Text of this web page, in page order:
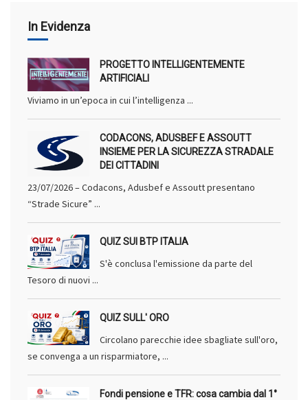
In Evidenza
PROGETTO INTELLIGENTEMENTE
ARTIFICIALI
Viviamo in un’epoca in cui l’intelligenza ...
CODACONS, ADUSBEF E ASSOUTT
INSIEME PER LA SICUREZZA STRADALE
DEI CITTADINI
23/07/2026 – Codacons, Adusbef e Assoutt presentano
“Strade Sicure” ...
QUIZ SUI BTP ITALIA
S'è conclusa l'emissione da parte del
Tesoro di nuovi ...
QUIZ SULL' ORO
Circolano parecchie idee sbagliate sull'oro,
se convenga a un risparmiatore, ...
Fondi pensione e TFR: cosa cambia dal 1°